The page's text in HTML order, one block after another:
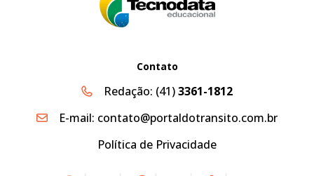
Contato
Redação: (41)3361-1812
E-mail: contato@portaldotransito.com.br
Política de Privacidade